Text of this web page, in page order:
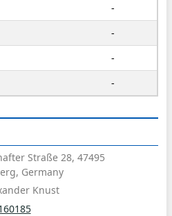
-
-
-
-
Straße 28, 47495
Germany
Knust